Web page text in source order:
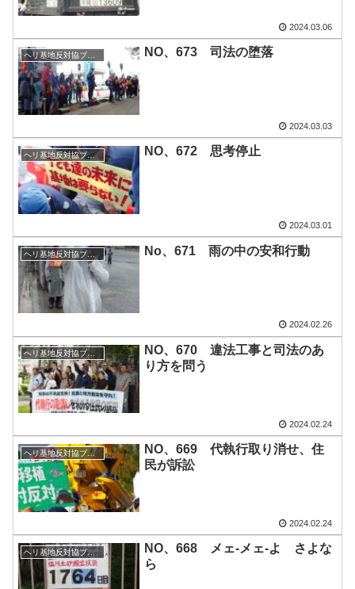
2024.03.06
ヘリ基地反対協ブログ NO、673 司法の堕落
2024.03.03
ヘリ基地反対協ブログ NO、672 思考停止
2024.03.01
ヘリ基地反対協ブログ No、671 雨の中の安和行動
2024.02.26
ヘリ基地反対協ブログ
NO、670 違法工事と司法のあ
り方を問う
2024.02.24
ヘリ基地反対協ブログ
NO、669 代執行取り消せ、住
民が訴訟
2024.02.24
ヘリ基地反対協ブログ
NO、668 メェ-メェ-よ さよな
ら